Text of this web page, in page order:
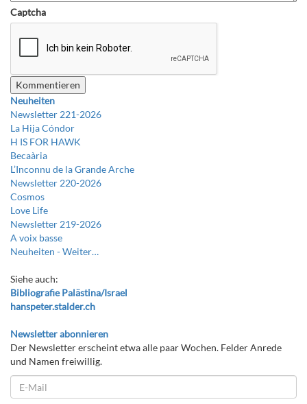
Captcha
Neuheiten
Newsletter 221-2026
La Hija Cóndor
H IS FOR HAWK
Becaària
L’Inconnu de la Grande Arche
Newsletter 220-2026
Cosmos
Love Life
Newsletter 219-2026
A voix basse
Neuheiten -Weiter…
Siehe auch:
Bibliografie Palästina/Israel
hanspeter.stalder.ch
Newsletter abonnieren
Der Newsletter erscheint etwa alle paar Wochen. Felder Anrede
und Namen freiwillig.